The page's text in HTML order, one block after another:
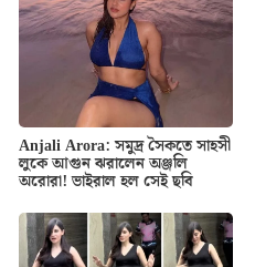
Anjali Arora: সমুদ্র সৈকতে সাহসী
লুকে আগুন ঝরালেন অঞ্জলি
অরোরা! ভাইরাল হল সেই ছবি